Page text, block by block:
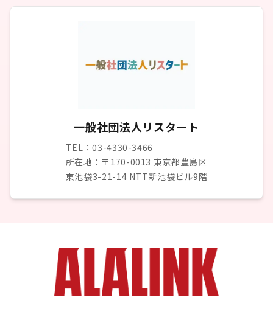
一般社団法人リスタート
TEL：03-4330-3466
所在地：〒170-0013 東京都豊島区
東池袋3-21-14 NTT新池袋ビル9階